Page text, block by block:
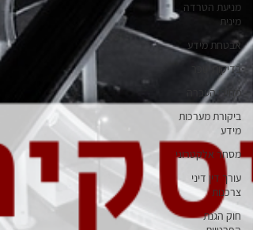
מניעת הטרדה
מינית
אבטחת מידע
בדיקות שכר
מחירי העברה
ביקורת מערכות
מידע
מסחר אלקטרוני
עורך דין דיני
צרכנות
חוק הגנת